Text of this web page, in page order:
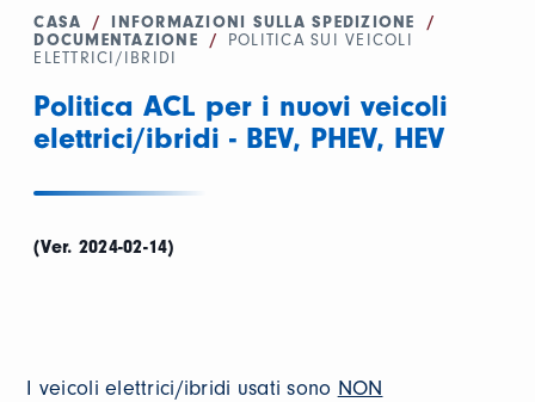
CASA / INFORMAZIONI SULLA SPEDIZIONE
/
DOCUMENTAZIONE
/
POLITICA SUI VEICOLI
ELETTRICI/IBRIDI
Politica ACL per i nuovi veicoli
elettrici/ibridi - BEV, PHEV, HEV
(Ver. 2024-02-14)
I veicoli elettrici/ibridi usati sono NON